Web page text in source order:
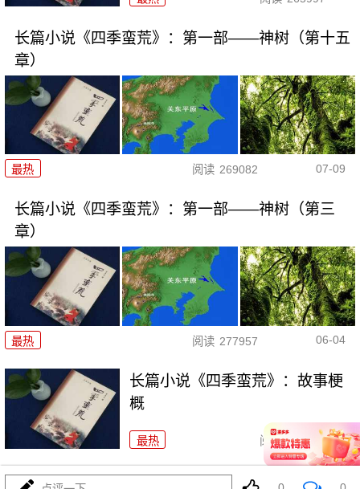
长篇小说《四季蛮荒》：第一部——神树（第十五
章）
最热 阅读 269082 07-09
长篇小说《四季蛮荒》：第一部——神树（第三
章）
最热 阅读 277957 06-04
长篇小说《四季蛮荒》：故事梗
概
最热 阅读 193834